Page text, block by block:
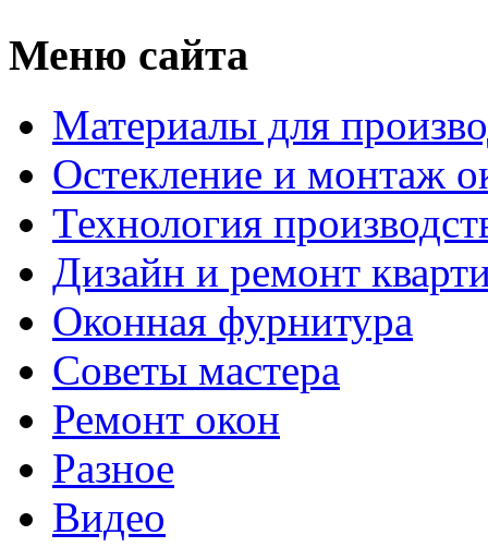
Меню сайта
Материалы для
Остекление и монтаж
Технология
Дизайн и ремонт
Оконная фурнитура
Советы мастера
Ремонт окон
Разное
Видео